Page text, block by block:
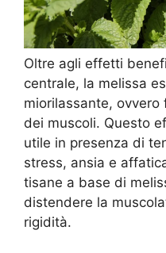
Oltre agli effetti
centrale, la melissa
miorilassante,
dei muscoli. Questo
utile in presenza di
stress, ansia e
tisane a base di
distendere la
rigidità.